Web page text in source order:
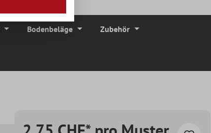
Bodenbeläge Zubehör